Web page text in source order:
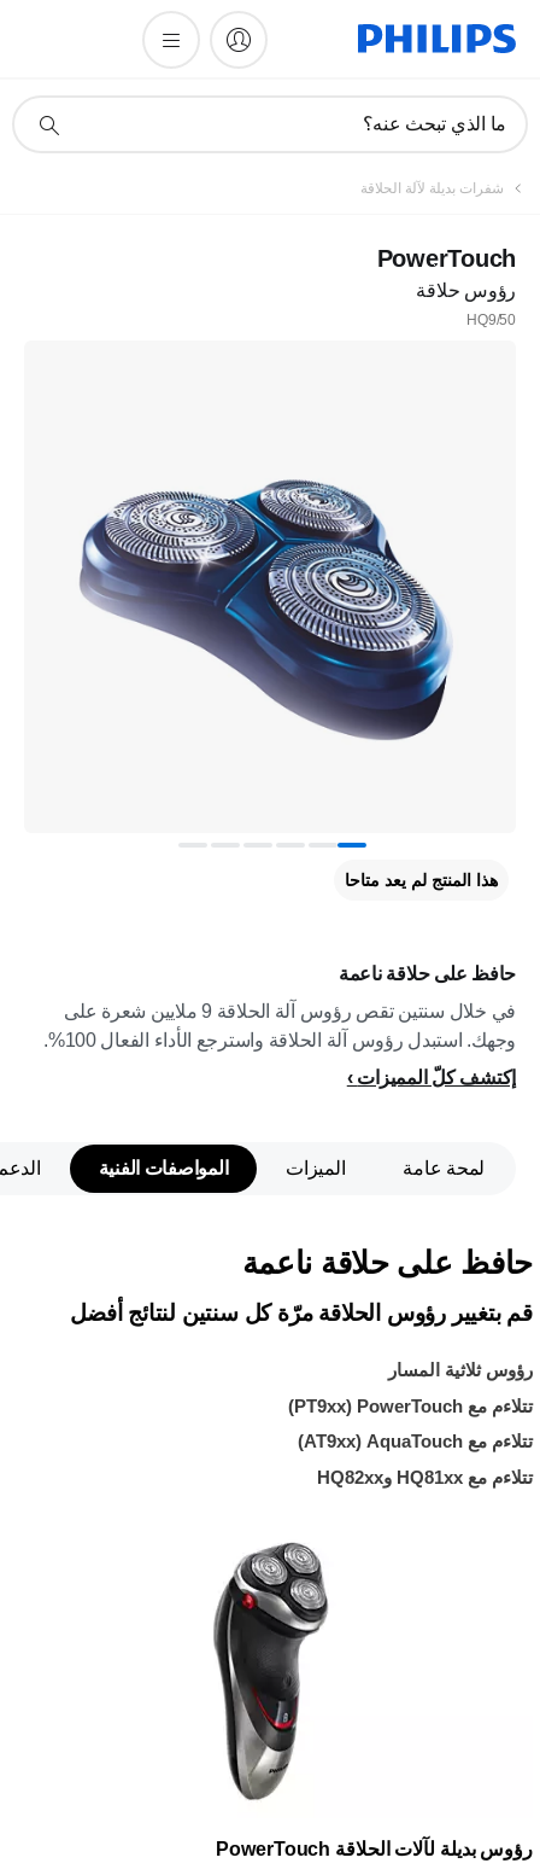
دعم
ما الذي تبحث عنه؟
شفرات بديلة لآلة الحلاقة
PowerTouch
رؤوس حلاقة
HQ9/50
حافظ على حلاقة ناعمة
في خلال سنتين تقص رؤوس آلة الحلاقة 9 ملايين شعرة على
وجهك. استبدل رؤوس آلة الحلاقة واسترجع الأداء الفعال 100%.
إكتشف كلّ المميزات
هذا المنتج لم يعد متاحا
لمحة عامة الميزات المواصفات الفنية
حافظ على حلاقة ناعمة
قم بتغيير رؤوس الحلاقة مرّة كل سنتين لنتائج أفضل
رؤوس ثلاثية المسار
تتلاءم مع PowerTouch ‏(PT9xx)
تتلاءم مع AquaTouch ‏(AT9xx)
تتلاءم مع HQ81xx وHQ82xx
رؤوس بديلة لآلات الحلاقة PowerTouch